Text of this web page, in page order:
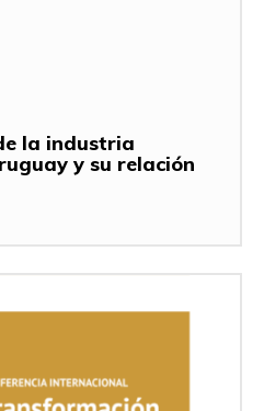
la industria
y su relación